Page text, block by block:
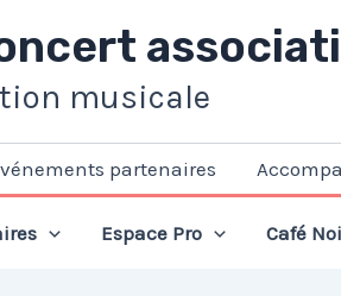
musicale
partenaires
Espace Pro Café